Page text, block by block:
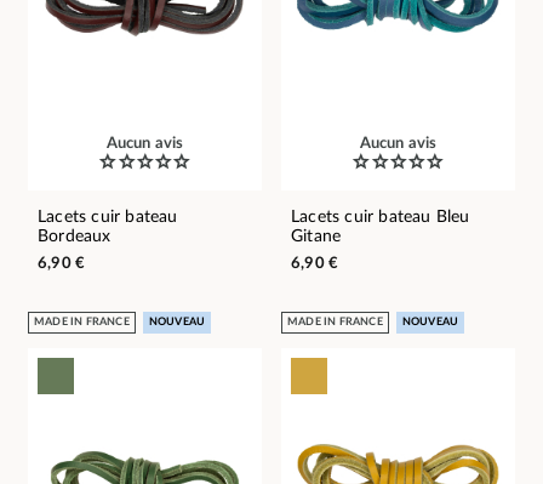
Aucun avis
Lacets cuir bateau
Bordeaux
6,90 €
Aucun avis
Lacets cuir bateau Bleu
Gitane
6,90 €
MADE IN FRANCE NOUVEAU MADE IN FRANCE NOUVEAU